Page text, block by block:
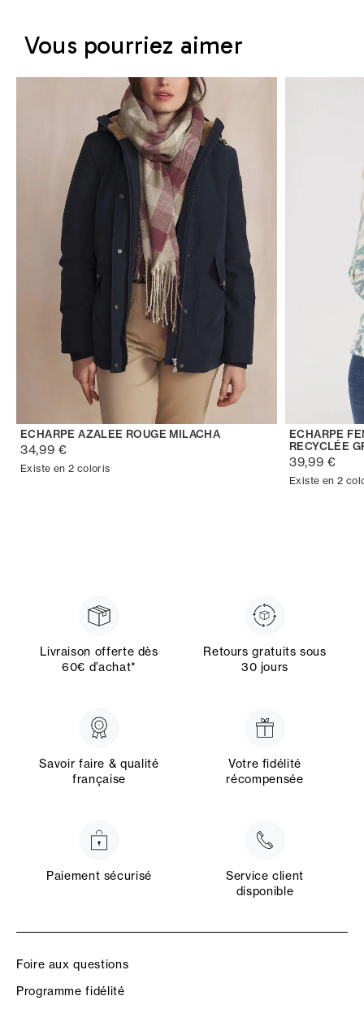
Vous pourriez aimer
ECHARPE AZALEE ROUGE MILACHA
34,99 €
Existe en 2 coloris
ECHARPE
RECYCLÉE
39,99 €
Existe en 2
Livraison offerte dès
60€ d’achat*
Retours gratuits sous
30 jours
Savoir faire & qualité
française
Votre fidélité
récompensée
Paiement sécurisé
Service client
disponible
Foire aux questions
Programme fidélité